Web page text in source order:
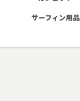
サーフィン用品